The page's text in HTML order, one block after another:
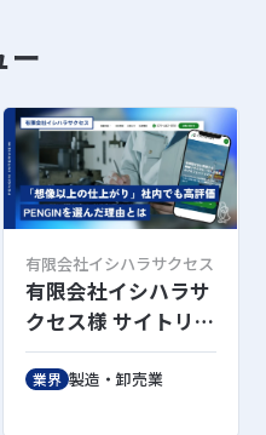
ー
有限会社イシハラサクセス
有限会社イシハラサ
クセス様 サイトリニ
ューアル後インタビ
ュー
業界 製造・卸売業